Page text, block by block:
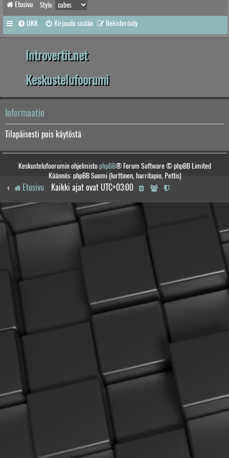
Etusivu Style:
UKK Kirjaudu sisään Rekisteröidy
Introvertit.net
Keskustelufoorumi
Informaatio
Tilapäisesti pois käytöstä
Keskustelufoorumin ohjelmistophpBB® Forum Software © phpBB Limited
Käännös: phpBB Suomi (lurttinen, harritapio, Pettis)
Etusivu Kaikki ajat ovat UTC+03:00